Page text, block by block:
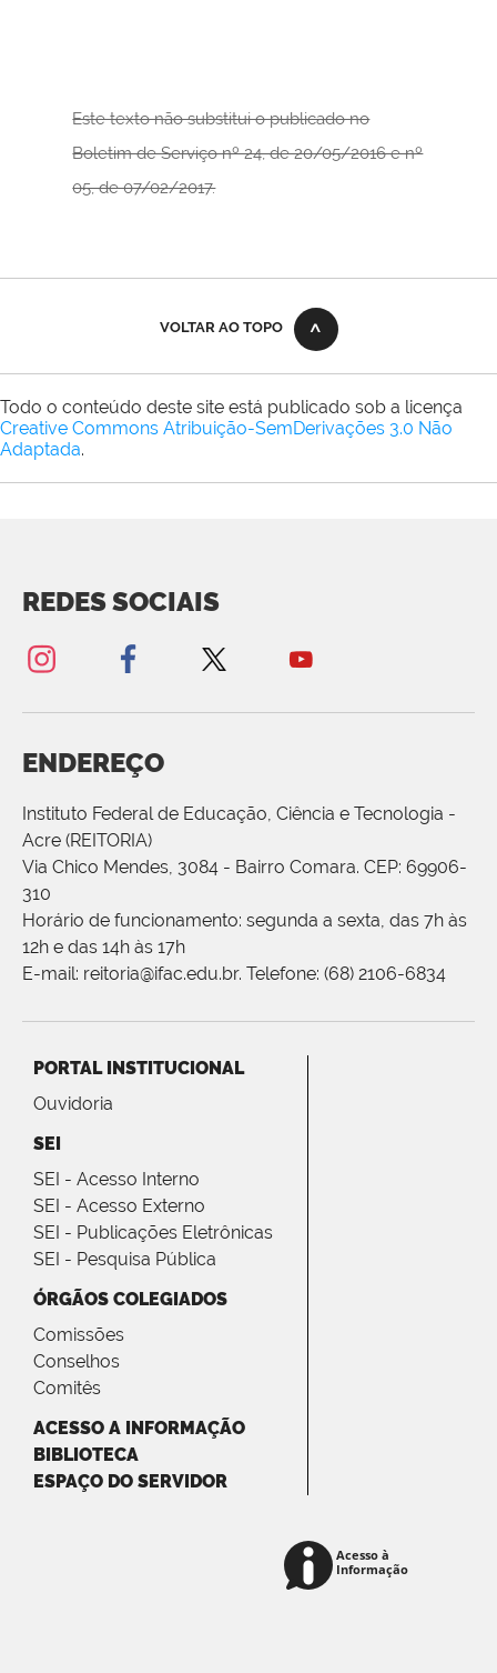
Este texto não substitui o publicado no
Boletim de Serviço nº 24, de 20/05/2016 e nº
05, de 07/02/2017.
VOLTAR AO TOPO
Todo o conteúdo deste site está publicado sob a licença
Creative Commons Atribuição-SemDerivações 3.0 Não
Adaptada.
REDES SOCIAIS
ENDEREÇO
Instituto Federal de Educação, Ciência e Tecnologia -
Acre (REITORIA)
Via Chico Mendes, 3084 - Bairro Comara. CEP: 69906-
310
Horário de funcionamento: segunda a sexta, das 7h às
12h e das 14h às 17h
E-mail: reitoria@ifac.edu.br. Telefone: (68) 2106-6834
PORTAL INSTITUCIONAL
Ouvidoria
SEI
SEI - Acesso Interno
SEI - Acesso Externo
SEI - Publicações Eletrônicas
SEI - Pesquisa Pública
ÓRGÃOS COLEGIADOS
Comissões
Conselhos
Comitês
ACESSO A INFORMAÇÃO
BIBLIOTECA
ESPAÇO DO SERVIDOR